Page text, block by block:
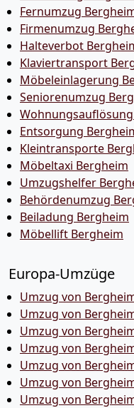
Fernumzug
Firmenumzug
Halteverbot
Klaviertransport
Möbeleinlagerung
Seniorenumzug
Entsorgung
Kleintransporte
Möbeltaxi Bergheim
Umzugshelfer
Behördenumzug
Beiladung Bergheim
Möbellift Bergheim
Europa-Umzüge
Umzug von
Umzug von
Umzug von
Umzug von
Umzug von
Umzug von
Umzug von